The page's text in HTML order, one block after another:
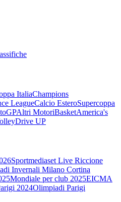
ItaliaChampions
LeagueCalcio EsteroSupercoppa
Altri MotoriBasketAmerica's
Drive UP
Sportmediaset Live Riccione
Invernali Milano Cortina
Mondiale per club 2025EICMA
2024Olimpiadi Parigi